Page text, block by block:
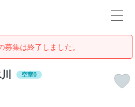
募集は終了しました。
空室0